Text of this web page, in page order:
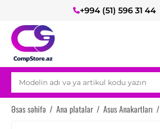
+994 (51) 596 31 44
Əsas səhifə / Ana platalar / Asus Anakartları /